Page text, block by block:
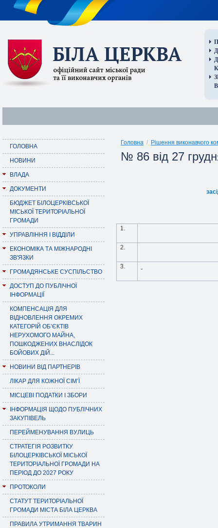
ГОЛОВНА
НОВИНИ
ВЛАДА
ДОКУМЕНТИ
БЮДЖЕТ БІЛОЦЕРКІВСЬКОЇ
МІСЬКОЇ ТЕРИТОРІАЛЬНОЇ
ГРОМАДИ
УПРАВЛІННЯ І ВІДДІЛИ
ЕКОНОМІКА ТА МІЖНАРОДНІ
ЗВ'ЯЗКИ
ГРОМАДЯНСЬКЕ СУСПІЛЬСТВО
ДОСТУП ДО ПУБЛІЧНОЇ
ІНФОРМАЦІЇ
КОМПЕНСАЦІЯ ДЛЯ
ВІДНОВЛЕННЯ ОКРЕМИХ
КАТЕГОРІЙ ОБ’ЄКТІВ
НЕРУХОМОГО МАЙНА,
ПОШКОДЖЕНИХ ВНАСЛІДОК
БОЙОВИХ ДІЙ...
НОВИНИ ВІД ПАРТНЕРІВ
ЛІКАР ДЛЯ КОЖНОЇ СІМ’Ї
МІСЦЕВІ ПОДАТКИ І ЗБОРИ
ІНФОРМАЦІЯ ЩОДО ПУБЛІЧНИХ
ЗАКУПІВЕЛЬ
ПЕРЕЙМЕНУВАННЯ ВУЛИЦЬ
СТРАТЕГІЯ РОЗВИТКУ
БІЛОЦЕРКІВСЬКОЇ МІСЬКОЇ
ТЕРИТОРІАЛЬНОЇ ГРОМАДИ НА
ПЕРІОД ДО 2027 РОКУ
ПРОТОКОЛИ
СТАТУТ ТЕРИТОРІАЛЬНОЇ
ГРОМАДИ МІСТА БІЛА ЦЕРКВА
ПРАВИЛА УТРИМАННЯ ТВАРИН
Головна / Рішення виконавчого
№ 86 від 27
1.
2.
3.